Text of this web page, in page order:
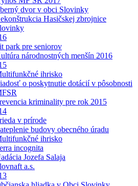
dvor v obci Slovinky
Hasičskej zbrojnice
park pre seniorov
národnostných menšín 2016
ihrisko
o poskytnutie dotácií v pôsobnosti
kriminality pre rok 2015
v prírode
budovy obecného úradu
ihrisko
incognita
Jozefa Salaja
a.s.